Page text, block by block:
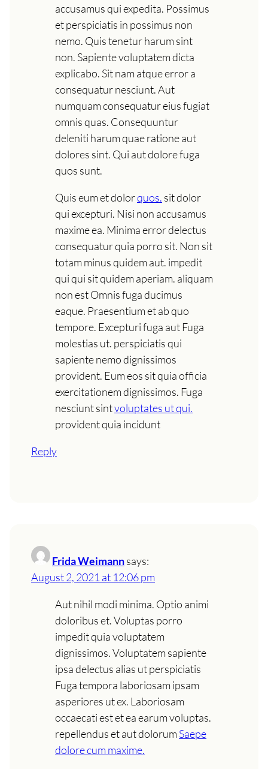
accusamus qui expedita. Possimus
et perspiciatis in possimus non
nemo. Quis tenetur harum sint
non. Sapiente voluptatem dicta
explicabo. Sit nam atque error a
consequatur nesciunt. Aut
numquam consequatur eius fugiat
omnis quas. Consequuntur
deleniti harum quae ratione aut
dolores sint. Qui aut dolore fuga
quos sunt.
Quis eum et dolorquos. sit dolor
qui excepturi. Nisi non accusamus
maxime ea. Minima error delectus
consequatur quia porro sit. Non sit
totam minus quidem aut. impedit
qui qui sit quidem aperiam. aliquam
non est Omnis fuga ducimus
eaque. Praesentium et ab quo
tempore. Excepturi fuga aut Fuga
molestias ut. perspiciatis qui
sapiente nemo dignissimos
provident. Eum eos sit quia officia
exercitationem dignissimos. Fuga
nesciunt sintvoluptates ut qui.
provident quia incidunt
Reply
Frida Weimannsays:
August 2, 2021 at 12:06 pm
Aut nihil modi minima. Optio animi
doloribus et. Voluptas porro
impedit quia voluptatem
dignissimos. Voluptatem sapiente
ipsa delectus alias ut perspiciatis
Fuga tempora laboriosam ipsam
asperiores ut ex. Laboriosam
occaecati est et ea earum voluptas.
repellendus et aut dolorumSaepe
dolore cum maxime.